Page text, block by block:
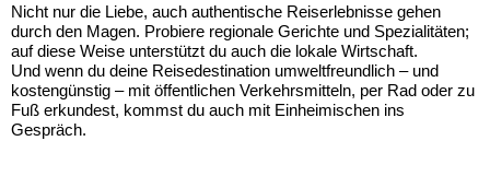
Nicht nur die Liebe, auch authentische Reiserlebnisse gehen
durch den Magen. Probiere regionale Gerichte und Spezialitäten;
auf diese Weise unterstützt du auch die lokale Wirtschaft.
Und wenn du deine Reisedestination umweltfreundlich – und
kostengünstig – mit öffentlichen Verkehrsmitteln, per Rad oder zu
Fuß erkundest, kommst du auch mit Einheimischen ins
Gespräch.